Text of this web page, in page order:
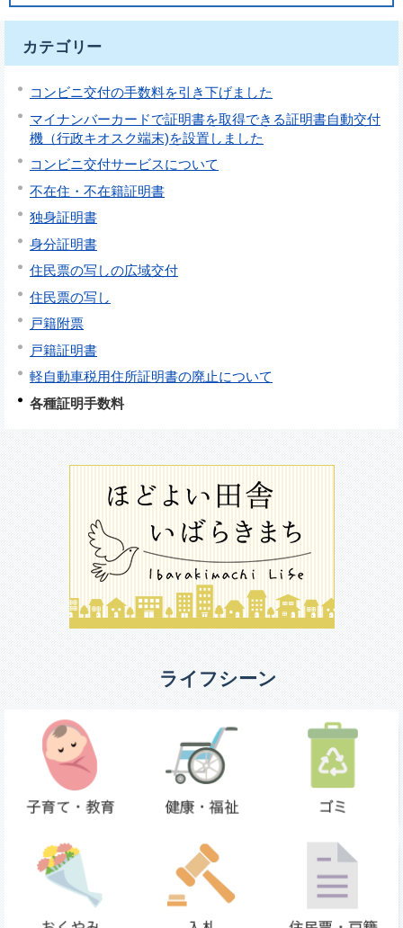
カテゴリー
コンビニ交付の手数料を引き下げました
マイナンバーカードで証明書を取得できる証明書自動交付
機（行政キオスク端末)を設置しました
コンビニ交付サービスについて
不在住・不在籍証明書
独身証明書
身分証明書
住民票の写しの広域交付
住民票の写し
戸籍附票
戸籍証明書
軽自動車税用住所証明書の廃止について
各種証明手数料
ライフシーン